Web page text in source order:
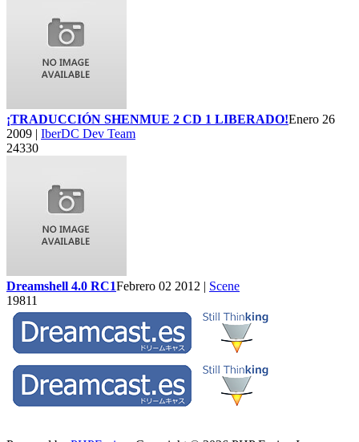
¡TRADUCCIÓN SHENMUE 2 CD 1 LIBERADO!Enero 26
2009 | IberDC Dev Team
24330
Dreamshell 4.0 RC1Febrero 02 2012 | Scene
19811